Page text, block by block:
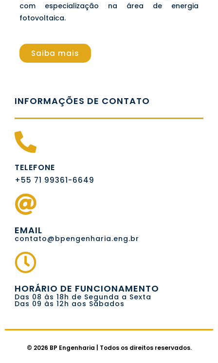
com especialização na área de energia
fotovoltaica.
Saiba mais
INFORMAÇÕES DE CONTATO
TELEFONE
+55 71 99361-6649
EMAIL
contato@bpengenharia.eng.br
HORÁRIO DE FUNCIONAMENTO
Das 08 às 18h de Segunda a Sexta
Das 09 às 12h aos Sábados
© 2026 BP Engenharia | Todos os direitos reservados.